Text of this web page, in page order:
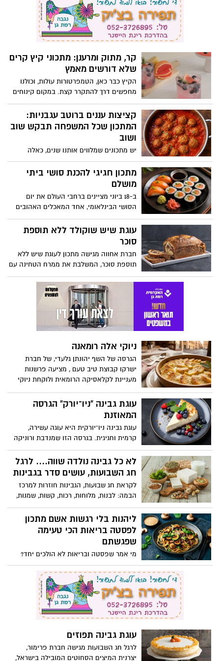
עם חברים, לארוחת ערב במרפסת או לבילוי
רגוע
קרח עם טעם”. לא שוקולד, לא עוגה ולא
ממתק כבד. משהו קטן, קר ותמים כמעט.
קר, מתוק ומרענן: מתכוני קיץ קרים
שלא דורשים מאמץ
הקיץ כבר כאן, הטמפרטורות עולות, וכולנו
מחפשים דרך להתקרר קצת. במקום קינוחים
כבדים או משקאות שדורשים יותר מדי
התעסקות, אפשר להכין בבית מתכונים קרים
שמתאימים לאירוח, להפסקה מתוקה באמצע
היום או לסיום מרענן של ארוחה קיצית
המתכונים באדיבות מחלקת התזונה של מותג
מוצרי החשמל Teka
קציצות עננים ברוטב עגבניות:
המתכון שכל המשפחה תבקש שוב
ושוב
יש מתכונים שמלווים אותנו שנים, כאלה
שממלאים את הבית בריח של ילדות, שבת
ומשפחה. קציצות הבשר ברוטב עגבניות הן
בדיוק מהסוג הזה רכות, עסיסיות ונמסות
שהופך את הקציצות לאווריריות כמו עננים.
מתכון חגיגי להכנת סושי ביתי
מושלם
ב-18 ביוני מציינים ברחבי העולם את יום
הסושי הבינלאומי, אחד המאכלים האהובים
והמזוהים ביותר עם המטבח היפני, שהפך
בשנים האחרונות לכוכב גם במטבחים
הביתיים בישראל. לרגל המאורע, המותג
איכותיים מהמטבח האסייתי, מציע מתכון קל,
צבעוני וטעים במיוחד, להכנת רול סושי
משפחתי.
עוגת שיש שוקולד ללא תוספת
סוכר
חברת אחווה מגישה מתכון לעוגת שיש ללא
תוספת סוכר, המשלבת את ממרח הטחינה עם
שוקולד ללא תוספת סוכר. הממרח מעניק
לעוגה טעם עשיר ומפנק, לצד מרקם רך
ואוורירי ומתאים לכל מי שמבקש להפחית את
צריכת הסוכר מבלי להתפשר על הטעם.
העוגה קלה להכנה ונהדרת לאירוח ולמנת
ביניים מתוקה לכל המשפחה.
ניוקי אלה רומאנה
הגרסה של השף יהונתן גלעדי, של חברת
ישרקו קבוצת טיב טעם , מציעה פרשנות
מעניינת לקלאסיקה הרומאית ולוקחת ניוקי
בקרום זהוב וממכר של גבינת פרובולונה
נמסה, ומקפיצה את הכל עם לוז קלוי שמוסיף
קראנץ’ מדויק וטעם עמוק.
עוגת גבינה "ניו־יורק" הגרסה
המאוזנת
עוגת גבינה ניו־יורקית היא עוגה עשירה,
קרמית וחגיגית. בגרסה הזו שמנדבת ורוניקה
מייזלר, דיאטנית קלינית ויועצת לחברת
הרבלייף, שומרים על המרקם המפנק, אבל
עושים התאמות קטנות: פחות חמאה, שילוב
חמאת שקדים או בוטנים בבסיס, פחות סוכר,
וגבינות מעט קלילות יותר.
לא כל גבינה נולדה שווה.... לרגל
חג השבועות, עושים סדר בגבינות
לקראת חג שבועות, הגבינות חוזרות למרכז
הבמה: לבנות, מלוחות, רכות, קשות, שמנות,
דלות, מסורתיות ומתועשות. מאחורי המגוון
הזה מסתתרת אמת פשוטה: מבחינה
תזונתית, לא כל גבינה נולדה שווה.
ליהנות בלי רגשות אשם מתכון
לפסטה בריאות הכי טעימה
שפגשתם
מי אמר שפסטה ובריאות לא הולכים יחד?
המתכון החדש מאת ורוניקה מייזלר , דיאטנית
קלינית ויועצת לחברת הרבלייף משלב בין
חומרי גלם טריים, טעמים ים-תיכוניים ורוטב
קליל שמלטף את הלשון, ומוכיח שפסטה
יכולה להיות גם חטובה וגם טעימה.
עוגת גבינה תפוזים
לרגל חג השבועות מגישה חברת פרימור,
יצרנית המיצים הסחוטים המובילה בישראל,